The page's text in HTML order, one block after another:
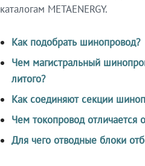
каталогам METAENERGY.
Как подобрать шинопровод?
Чем магистральный
литого?
Как соединяют секции
Чем токопровод отличается
Для чего отводные блоки